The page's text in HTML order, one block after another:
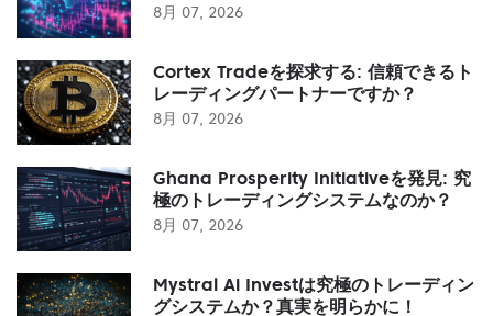
8月 07, 2026
Cortex Tradeを探求する: 信頼できるト
レーディングパートナーですか？
8月 07, 2026
Ghana Prosperity Initiativeを発見: 究
極のトレーディングシステムなのか？
8月 07, 2026
Mystral Ai Investは究極のトレーディン
グシステムか？真実を明らかに！